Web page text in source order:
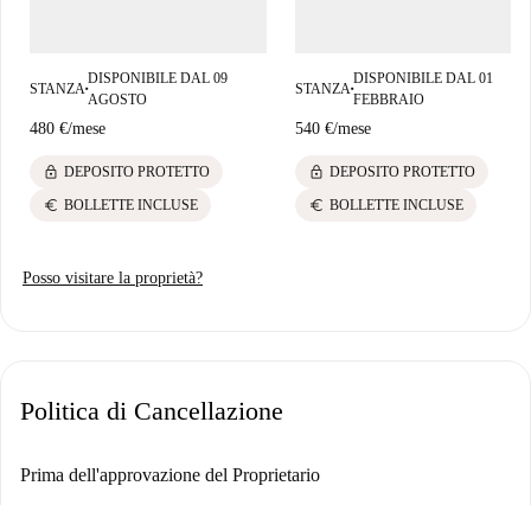
STANZA ■
DISPONIBILE DAL 09
AGOSTO
480 €/mese
lock DEPOSITO PROTETTO
euro BOLLETTE INCLUSE
STANZA ■
DISPONIBILE DAL 01
FEBBRAIO
540 €/mese
lock DEPOSITO PROTETTO
euro BOLLETTE INCLUSE
Posso visitare la proprietà?
Politica di Cancellazione
Prima dell'approvazione del Proprietario